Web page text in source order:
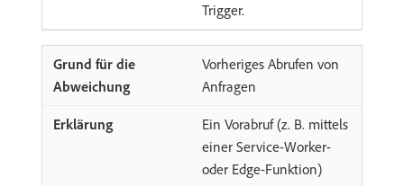
Trigger.
Vorheriges Abrufen von
Anfragen
Ein Vorabruf (z. B. mittels
einer Service-Worker-
oder Edge-Funktion)